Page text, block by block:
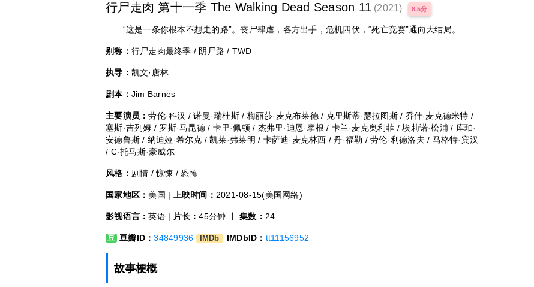
行尸走肉 第十一季 The Walking Dead Season 11 (2021) 8.5分
“这是一条你根本不想走的路”。丧尸肆虐，各方出手，危机四伏，“死亡竞赛”通向大结局。
别称： 行尸走肉最终季 / 阴尸路 / TWD
执导： 凯文·唐林
剧本： Jim Barnes
主要演员：劳伦·科汉 / 诺曼·瑞杜斯 / 梅丽莎·麦克布莱德 / 克里斯蒂·瑟拉图斯 / 乔什·麦克德米特 /
塞斯·吉列姆 / 罗斯·马昆德 / 卡里·佩顿 / 杰弗里·迪恩·摩根 / 卡兰·麦克奥利菲 / 埃莉诺·松浦 / 库珀·
安德鲁斯 / 纳迪娅·希尔克 / 凯莱·弗莱明 / 卡萨迪·麦克林西 / 丹·福勒 / 劳伦·利德洛夫 / 马格特·宾汉
/ C·托马斯·豪威尔
风格： 剧情 / 惊悚 / 恐怖
国家地区： 美国 | 上映时间： 2021-08-15(美国网络)
影视语言：英语 | 片长：45分钟 丨集数： 24
豆 豆瓣ID：34849936 IMDb IMDbID： tt11156952
故事梗概